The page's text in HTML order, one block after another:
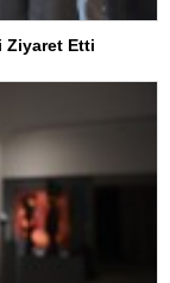
Ziyaret Etti